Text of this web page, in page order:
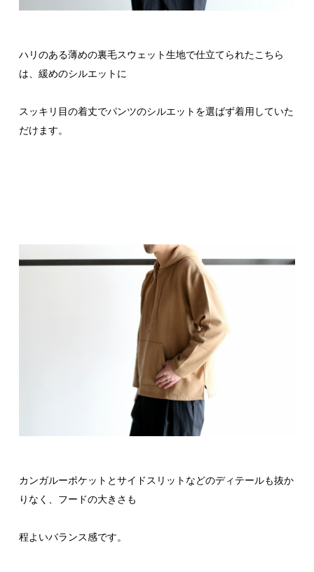
ハリのある薄めの裏毛スウェット生地で仕立てられたこちら
は、緩めのシルエットに
スッキリ目の着丈でパンツのシルエットを選ばず着用していた
だけます。
カンガルーポケットとサイドスリットなどのディテールも抜か
りなく、フードの大きさも
程よいバランス感です。